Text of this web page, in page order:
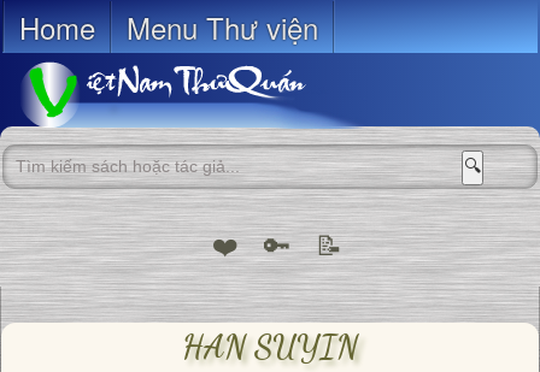
Home Menu Thư viện
🔍
❤️ 🔑 📝
HAN SUYIN